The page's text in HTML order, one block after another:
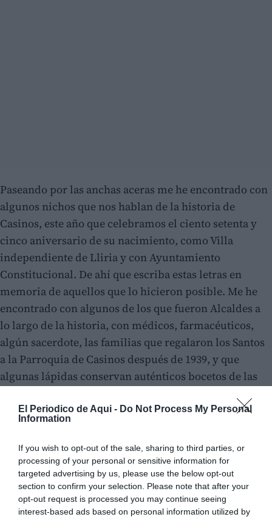
El Periodico de Aqui - Do Not Process My Personal
Information
If you wish to opt-out of the sale, sharing to third parties, or
processing of your personal or sensitive information for
targeted advertising by us, please use the below opt-out
section to confirm your selection. Please note that after your
opt-out request is processed you may continue seeing
interest-based ads based on personal information utilized by
Paseando por las anchas aceras me he encontrado con
algunos nichos que nos hablan de la historia de
Casinos, este año que celebramos el ciento setenta y
cinco aniversario de su nacimiento, como Villa
independiente de Lliria y con Ayuntamiento
Constitucional. De ahí que escriba estas letras en
memoria de aquellos que lo hicieron posible. Me he
encontrado con algunos de los que fueron Alcaldes a
lo largo de la historia, con médicos, farmacéuticos,
algún sacerdote, las familias que regalaron los Santos
a la Parroquia de Casinos después de 1939, y que
algunas lápidas conservan auténticos bocetos de las
También he visto la lápida de Manuel Jarrín, el
tanta gloria le ha dado a nuestro pueblo más de un
siglo después de aquel acontecimiento; lapidas
funerarias de hombres ilustres, de mujeres sencillas,
de vecinos de Casinos, todos ellos unidos por el nexo